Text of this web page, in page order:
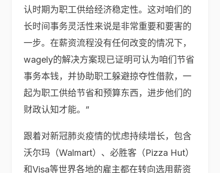
认时期为职工供给经济稳定性。这对咱们的
长时间事务灵活性来说是非常重要和要害的
一步。在薪资流程没有任何改变的情况下，
wagely的解决方案现已证明可认为咱们节省
事务本钱，并协助职工躲避掠夺性借款，一
起为职工供给节省和预算东西，进步他们的
财政认知才能。”
跟着对新冠肺炎疫情的忧虑持续增长，包含
沃尔玛（Walmart）、必胜客（Pizza Hut）
和Visa等世界各地的雇主都在转向选用薪资